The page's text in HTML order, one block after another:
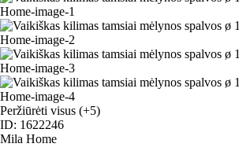
Peržiūrėti visus (+5)
ID: 1622246
Mila Home